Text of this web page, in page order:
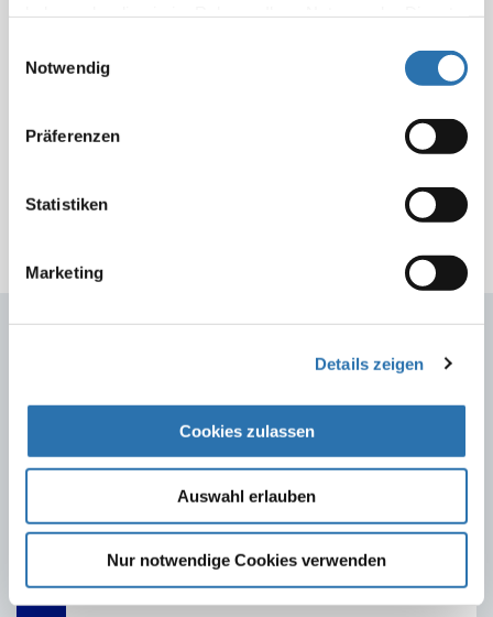
Cookies, wenn Sie unsere Webseite weiterhin
Notwendig
Präferenzen
Statistiken
Marketing
Details zeigen
Cookies zulassen
Auswahl erlauben
Nur notwendige Cookies verwenden
Impfprävention / Impfen
Mehr zum Thema: Public Health
Gesundheitsförderung
Gesundheitskompetenz